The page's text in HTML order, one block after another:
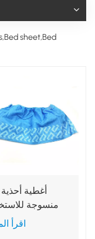
sheet,Bed
أغطية أحذية
منسوجة
مرة
اقرأ